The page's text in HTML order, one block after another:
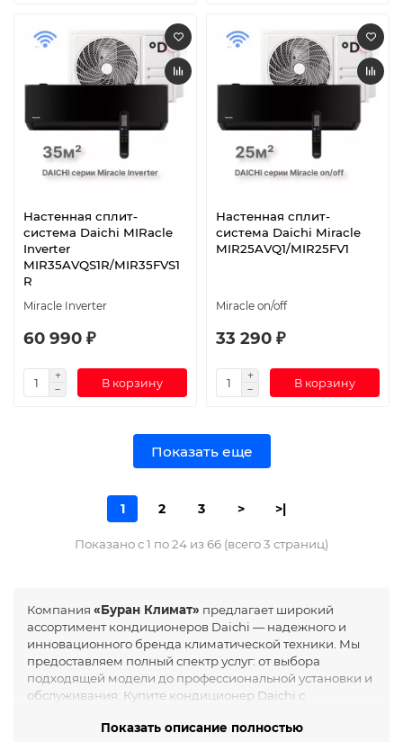
Настенная сплит-
система Daichi MIRacle
Inverter
MIR35AVQS1R/MIR35FVS1
R
Miracle Inverter
60 990 ₽
В корзину
Настенная сплит-
система Daichi Miracle
MIR25AVQ1/MIR25FV1
Miracle on/off
33 290 ₽
В корзину
Показать еще
1 2 3 > >|
Показано с 1 по 24 из 66 (всего 3 страниц)
Компания «Буран Климат» предлагает широкий
ассортимент кондиционеров Daichi — надежного и
инновационного бренда климатической техники. Мы
предоставляем полный спектр услуг: от выбора
подходящей модели до профессиональной установки и
обслуживания. Купите кондиционер Daichi с
микроклимат в любое время года.
Показать описание полностью